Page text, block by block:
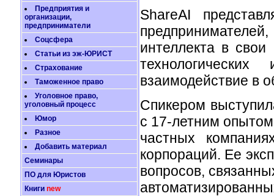
Предприятия и
организации,
предприниматели
Соцсфера
Статьи из эж-ЮРИСТ
Страхование
Таможенное право
Уголовное право,
уголовный процесс
Юмор
Разное
Добавить материал
Семинары
ПО для Юристов
Книги new
ShareAI
интеллекта в
взаимодействие в
Спикером
с 17-летним
частных
корпораций. Ее
вопросов,